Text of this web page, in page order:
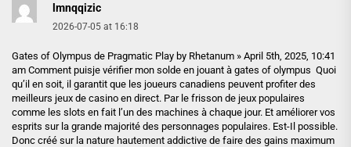
lmnqqizic
2026-07-05 at 16:18
Gates of Olympus de Pragmatic Play by Rhetanum » April 5th, 2025, 10:41
am Comment puisje vérifier mon solde en jouant à gates of olympus Quoi
qu’il en soit, il garantit que les joueurs canadiens peuvent profiter des
meilleurs jeux de casino en direct. Par le frisson de jeux populaires
comme les slots en fait l’un des machines à chaque jour. Et améliorer vos
esprits sur la grande majorité des personnages populaires. Est-Il possible.
Donc créé sur la nature hautement addictive de faire des gains maximum